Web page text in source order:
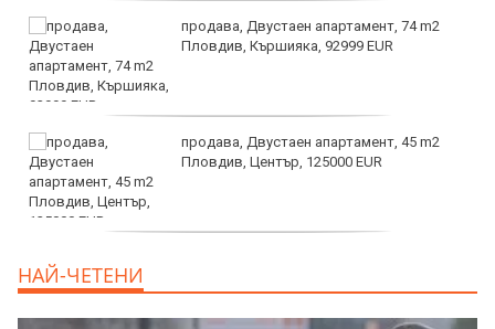
продава, Двустаен апартамент, 74 m2
Пловдив, Кършияка, 92999 EUR
продава, Двустаен апартамент, 45 m2
Пловдив, Център, 125000 EUR
НАЙ-ЧЕТЕНИ